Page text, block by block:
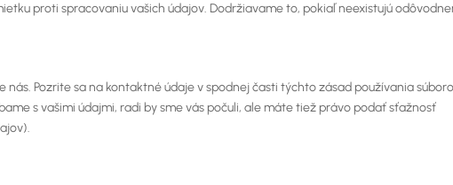
proti spracovaniu vašich údajov. Dodržiavame to, pokiaľ neexistujú
Pozrite sa na kontaktné údaje v spodnej časti týchto zásad používania
s vašimi údajmi, radi by sme vás počuli, ale máte tiež právo podať sťažnosť